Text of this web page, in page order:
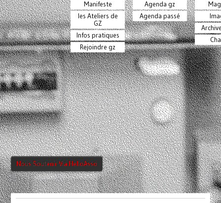
Manifeste
les Ateliers de
GZ
Infos pratiques
Rejoindre gz
Agenda gz
Agenda passé
Nous Soutenir Via HelloAsso